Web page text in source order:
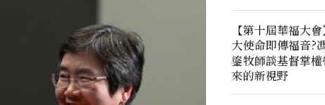
【第十屆華福大會
大使命即傳福音?
鎏牧師談基督掌權
來的新視野